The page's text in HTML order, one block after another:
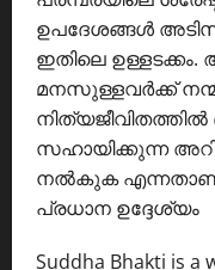
ഉപദേശങ്ങൾ
ഇതിലെ
മനസുള്ളവർക്ക്
സഹായിക്കുന്ന
നൽകുക എന്നതാണ്
പ്രധാന ഉദ്ദേശ്യം
Suddha Bhakti is a